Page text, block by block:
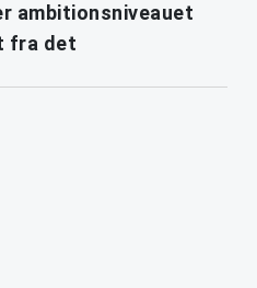
ambitionsniveauet
fra det